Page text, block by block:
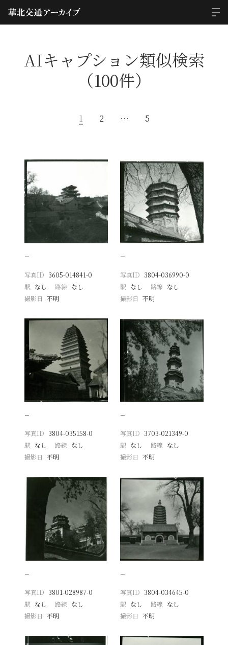
AIキャプション類似検索
（100件）
1 2 … 5
−
写真ID 3605-014841-0
駅 なし 路線 なし
撮影日
不明
−
写真ID 3804-036990-0
駅 なし 路線 なし
撮影日 不明
−
写真ID 3804-035158-0
駅 なし 路線 なし
撮影日
不明
−
写真ID 3703-021349-0
駅 なし 路線 なし
撮影日 不明
−
写真ID 3801-028987-0
駅 なし 路線 なし
撮影日
不明
−
写真ID 3804-034645-0
駅 なし 路線 なし
撮影日 不明